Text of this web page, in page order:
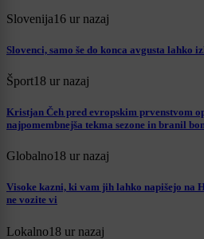
Slovenija16 ur nazaj
Slovenci, samo še do konca avgusta lahko
Šport18 ur nazaj
Kristjan Čeh pred evropskim prvenstvom
najpomembnejša tekma sezone in branil
Globalno18 ur nazaj
Visoke kazni, ki vam jih lahko napišejo na
ne vozite vi
Lokalno18 ur nazaj